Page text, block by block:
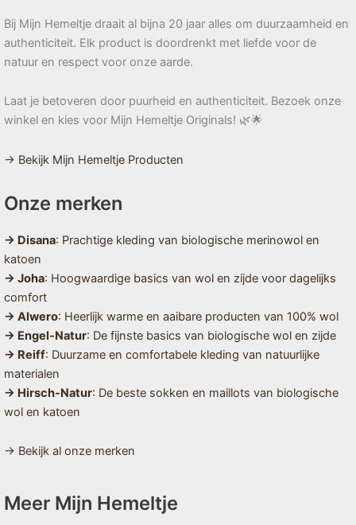
Bij Mijn Hemeltje draait al bijna 20 jaar alles om duurzaamheid en
authenticiteit. Elk product is doordrenkt met liefde voor de
natuur en respect voor onze aarde.
Laat je betoveren door puurheid en authenticiteit. Bezoek onze
winkel en kies voor Mijn Hemeltje Originals! 🌿🌟
→ Bekijk Mijn Hemeltje Producten
Onze merken
→ Disana: Prachtige kleding van biologische merinowol en
katoen
→ Joha: Hoogwaardige basics van wol en zijde voor dagelijks
comfort
→ Alwero: Heerlijk warme en aaibare producten van 100% wol
→ Engel-Natur: De fijnste basics van biologische wol en zijde
→ Reiff: Duurzame en comfortabele kleding van natuurlijke
materialen
→ Hirsch-Natur: De beste sokken en maillots van biologische
wol en katoen
→ Bekijk al onze merken
Meer Mijn Hemeltje